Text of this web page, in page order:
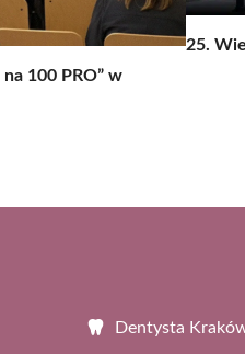
na 100 PRO” w
25.
Dentysta